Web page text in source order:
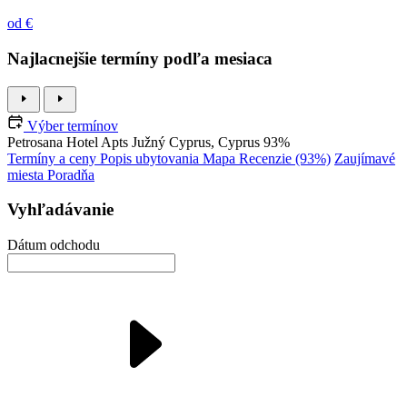
od €
Najlacnejšie termíny podľa mesiaca
Výber termínov
Petrosana Hotel Apts Južný Cyprus, Cyprus 93%
Termíny a ceny Popis ubytovania Mapa Recenzie (93%) Zaujímavé
miesta Poradňa
Vyhľadávanie
Dátum odchodu